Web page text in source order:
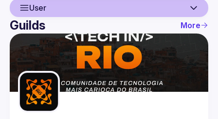
User
User
Events
Guilds
Guilds More